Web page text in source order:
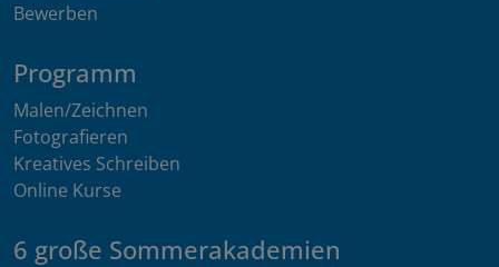
Bewerben
Programm
Malen/Zeichnen
Fotografieren
Kreatives Schreiben
Online Kurse
6 große Sommerakademien